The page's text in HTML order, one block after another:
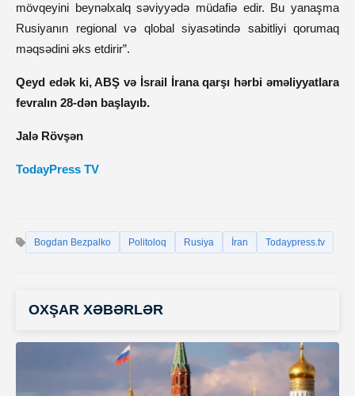
mövqeyini beynəlxalq səviyyədə müdafiə edir. Bu yanaşma
Rusiyanın regional və qlobal siyasətində sabitliyi qorumaq
məqsədini əks etdirir”.
Qeyd edək ki, ABŞ və İsrail İrana qarşı hərbi əməliyyatlara
fevralın 28-dən başlayıb.
Jalə Rövşən
TodayPress TV
Bogdan Bezpalko Politoloq Rusiya İran Todaypress.tv
OXŞAR XƏBƏRLƏR